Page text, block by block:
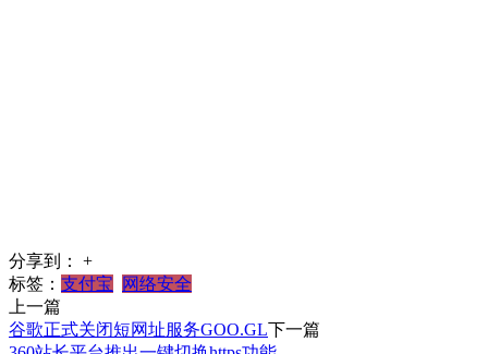
分享到：
+
标签： 支付宝
网络安全
上一篇
谷歌正式关闭短网址服务GOO.GL下一篇